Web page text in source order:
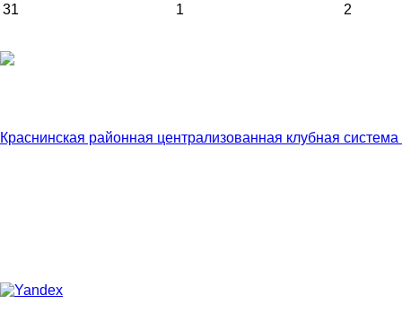
31
1 2
Краснинская районная централизованная клубная